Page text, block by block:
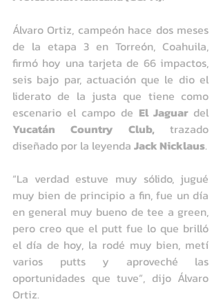
Álvaro Ortiz, campeón hace dos meses
de la etapa 3 en Torreón, Coahuila,
firmó hoy una tarjeta de 66 impactos,
seis bajo par, actuación que le dio el
liderato de la justa que tiene como
escenario el campo de El Jaguar
Yucatán Country Club, trazado
diseñado por la leyenda Jack Nicklaus.
“La verdad estuve muy sólido, jugué
muy bien de principio a fin, fue un día
en general muy bueno de tee a green,
pero creo que el putt fue lo que brilló
el día de hoy, la rodé muy bien, metí
varios putts y aproveché las
oportunidades que tuve”, dijo Álvaro
Ortiz.